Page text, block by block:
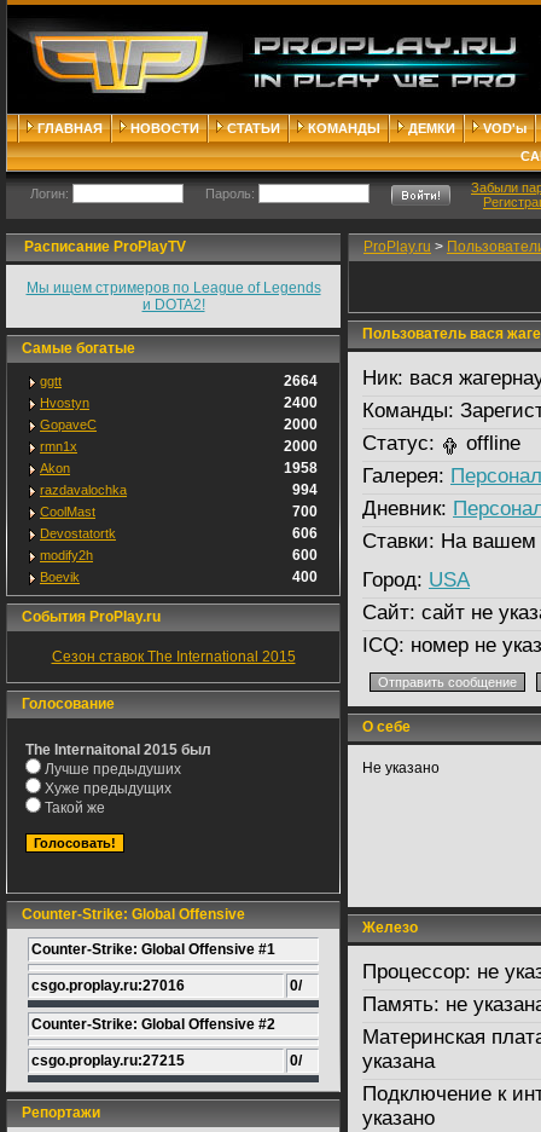
ГЛАВНАЯ НОВОСТИ СТАТЬИ КОМАНДЫ ДЕМКИ
VOD'ы
Логин: Пароль:
Забыли
Расписание ProPlayTV
Мы ищем стримеров по League of Legends
и DOTA2!
Самые богатые
ggtt 2664
Hvostyn 2400
GopaveC 2000
rmn1x 2000
Akon 1958
razdavalochka 994
CoolMast 700
Devostatortk 606
modify2h 600
Boevik 400
События ProPlay.ru
Сезон ставок The International 2015
Голосование
The Internaitonal 2015 был
Лучше предыдуших
Хуже предыдущих
Такой же
Counter-Strike: Global Offensive
Counter-Strike: Global Offensive #1
csgo.proplay.ru:27016 0/
Counter-Strike: Global Offensive #2
csgo.proplay.ru:27215 0/
Репортажи
ProPlay.ru >
Пользователь вася
Ник: вася
Команды:
Статус:
offline
Галерея:
Дневник:
Ставки: На вашем
Город: USA
Сайт: сайт не
ICQ: номер не
О себе
Не указано
Железо
Процессор: не
Память: не
Материнская
указана
Подключение к
указано